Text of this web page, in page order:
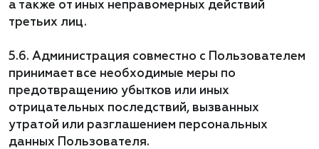
а также от иных неправомерных действий
третьих лиц.
5.6. Администрация совместно с Пользователем
принимает все необходимые меры по
предотвращению убытков или иных
отрицательных последствий, вызванных
утратой или разглашением персональных
данных Пользователя.